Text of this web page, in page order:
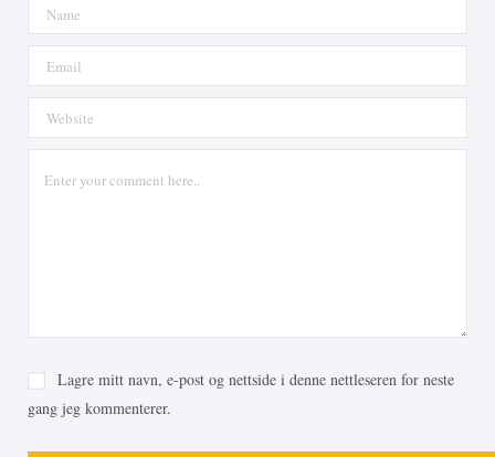
Lagre mitt navn, e-post og nettside i denne nettleseren for neste
gang jeg kommenterer.